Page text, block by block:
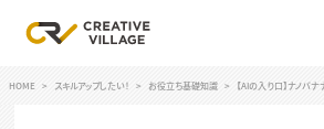
ACCOUNT
HOME スキルアップしたい！ お役立ち基礎知識 【AIの入り口】ナノバ